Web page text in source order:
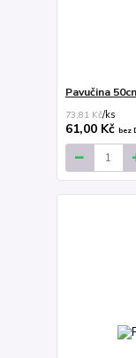
Pavučina
73,81 Kč/ks
61,00 Kč bez